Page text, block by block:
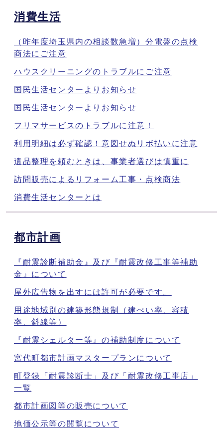
消費生活
（昨年度埼玉県内の相談数急増）分電盤の点検
商法にご注意
ハウスクリーニングのトラブルにご注意
国民生活センターよりお知らせ
国民生活センターよりお知らせ
フリマサービスのトラブルに注意！
利用明細は必ず確認！意図せぬリボ払いに注意
遺品整理を頼むときは、事業者選びは慎重に
訪問販売によるリフォーム工事・点検商法
消費生活センターとは
都市計画
『耐震診断補助金』及び『耐震改修工事等補助
金』について
屋外広告物を出すには許可が必要です。
用途地域別の建築形態規制（建ぺい率、容積
率、斜線等）
『耐震シェルター等』の補助制度について
宮代町都市計画マスタープランについて
町登録「耐震診断士」及び「耐震改修工事店」
一覧
都市計画図等の販売について
地価公示等の閲覧について